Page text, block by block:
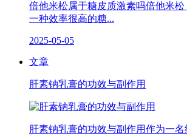
倍他米松属于糖皮质激素吗倍他米
一种效率很高的糖...
2025-05-05
文章
肝素钠乳膏的功效与副作用
肝素钠乳膏的功效与副作用作为一